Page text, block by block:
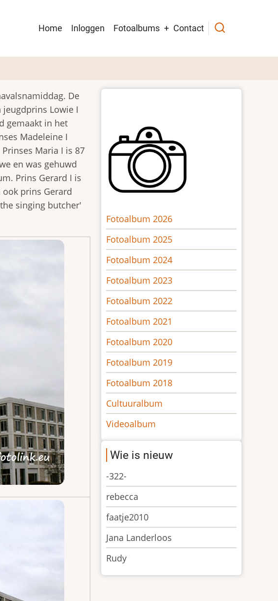
Main
Home Inloggen Fotoalbums Contact
De
jeugdprins Lowie I
gemaakt in het
Madeleine I
Maria I is 87
en was gehuwd
Prins Gerard I is
prins Gerard
singing butcher'
Fotoalbum 2026
Fotoalbum 2025
Fotoalbum 2024
Fotoalbum 2023
Fotoalbum 2022
Fotoalbum 2021
Fotoalbum 2020
Fotoalbum 2019
Fotoalbum 2018
Cultuuralbum
Videoalbum
Wie is nieuw
-322-
rebecca
faatje2010
Jana Landerloos
Rudy